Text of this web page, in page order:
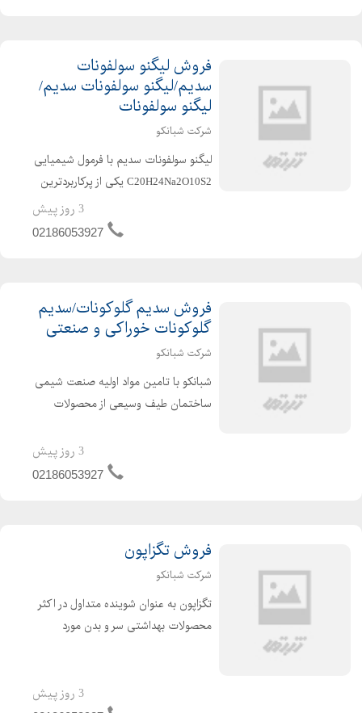
فروش لیگنو سولفونات
سدیم/لیگنو سولفونات سدیم/
لیگنو سولفونات
شرکت شبانکو
لیگنو سولفونات سدیم با فرمول شیمیایی
C20H24Na2O10S2 یکی از پرکاربردترین
مواد در صنعت شیمی ساختمان است و
یکی از مهم ترین کاربردهای آن در تولید
3 روز پیش
02186053927
فروش سدیم گلوکونات/سدیم
گلوکونات خوراکی و صنعتی
شرکت شبانکو
شبانکو با تامین مواد اولیه صنعت شیمی
ساختمان طیف وسیعی از محصولات
گلوکونات،کربوکسیلات،نفتالین،ملامین،اسید
اکریلیک،لیگنو سولفونات،مونومر
3 روز پیش
02186053927
فروش تگزاپون
شرکت شبانکو
تگزاپون به عنوان شوینده متداول در اکثر
محصولات بهداشتی سر و بدن مورد
غلیظ نمی باشد. مجموعه شبانکو تمام
3 روز پیش